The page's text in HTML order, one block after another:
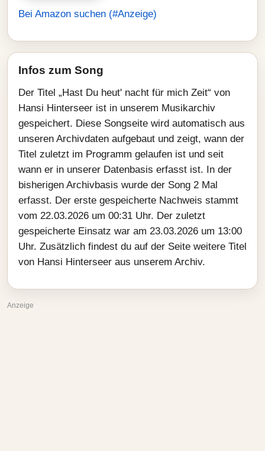
Bei Amazon suchen (#Anzeige)
Infos zum Song
Der Titel „Hast Du heut' nacht für mich Zeit“ von
Hansi Hinterseer ist in unserem Musikarchiv
gespeichert. Diese Songseite wird automatisch aus
unseren Archivdaten aufgebaut und zeigt, wann der
Titel zuletzt im Programm gelaufen ist und seit
wann er in unserer Datenbasis erfasst ist. In der
bisherigen Archivbasis wurde der Song 2 Mal
erfasst. Der erste gespeicherte Nachweis stammt
vom 22.03.2026 um 00:31 Uhr. Der zuletzt
gespeicherte Einsatz war am 23.03.2026 um 13:00
Uhr. Zusätzlich findest du auf der Seite weitere Titel
von Hansi Hinterseer aus unserem Archiv.
Anzeige